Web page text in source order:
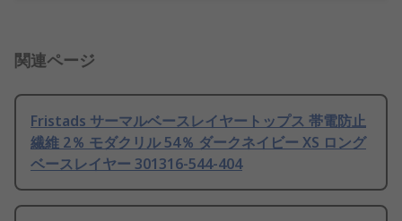
関連ページ
Fristads サーマルベースレイヤートップス 帯電防止
繊維 2％ モダクリル 54％ ダークネイビー XS ロング
ベースレイヤー 301316-544-404